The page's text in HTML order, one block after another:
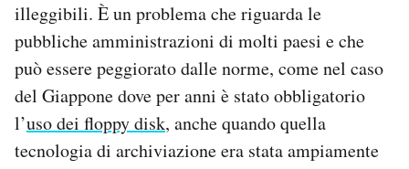
illeggibili. È un problema che riguarda le
pubbliche amministrazioni di molti paesi e che
può essere peggiorato dalle norme, come nel caso
del Giappone dove per anni è stato obbligatorio
l’uso dei floppy disk, anche quando quella
tecnologia di archiviazione era stata ampiamente